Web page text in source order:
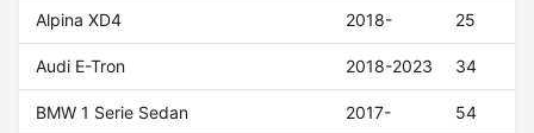
Alpina XD4 2018- 25
Audi E-Tron 2018-2023 34
BMW 1 Serie Sedan 2017- 54